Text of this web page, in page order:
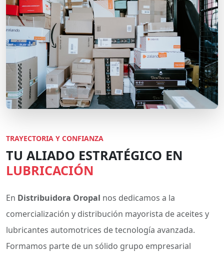
TRAYECTORIA Y CONFIANZA
TU ALIADO ESTRATÉGICO EN
LUBRICACIÓN
En Distribuidora Oropal nos dedicamos a la
comercialización y distribución mayorista de aceites y
lubricantes automotrices de tecnología avanzada.
Formamos parte de un sólido grupo empresarial